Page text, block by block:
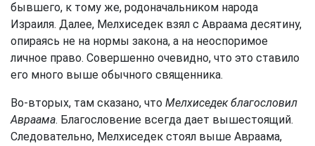
бывшего, к тому же, родоначальником народа
Израиля. Далее, Мелхиседек взял с Авраама десятину,
опираясь не на нормы закона, а на неоспоримое
личное право. Совершенно очевидно, что это ставило
его много выше обычного священника.
Во-вторых, там сказано, что Мелхиседек благословил
Авраама. Благословение всегда дает вышестоящий.
Следовательно, Мелхиседек стоял выше Авраама,